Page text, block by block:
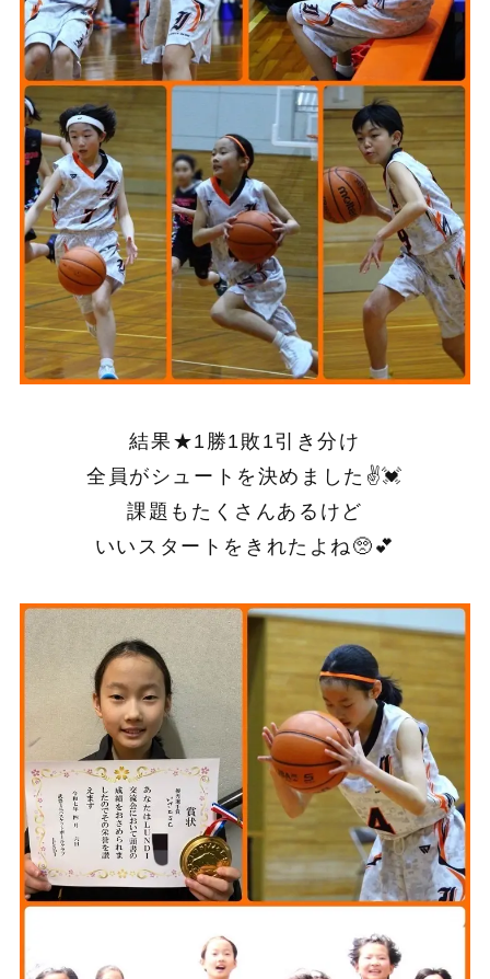
結果★1勝1敗1引き分け
全員がシュートを決めました✌️💓
課題もたくさんあるけど
いいスタートをきれたよね🥺💕